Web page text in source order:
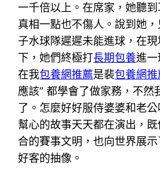
一千倍以上。在席家，她聽
真相一點也不傷人。說到她
子水球隊遲遲未能進球，在
下，她們終極打長期包養進
在我包養網推薦是裴包養網推
應該” 都學會了做家務，不然
了。怎麼好好服侍婆婆和老
幫心的故事天天都在演出，
合的賽事文明，也向世界展
好客的抽像。